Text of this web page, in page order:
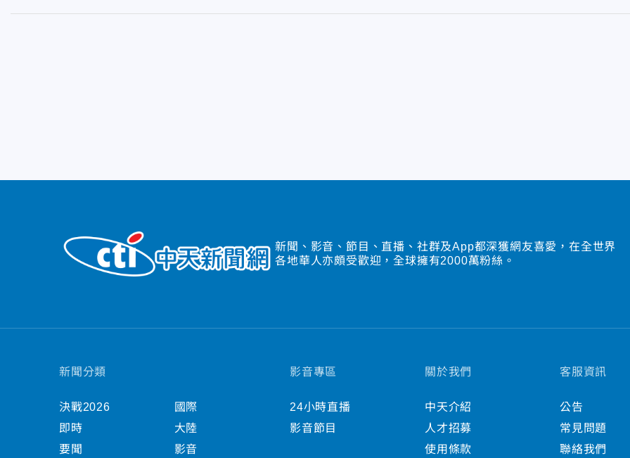
新聞、影音、節目、直播、社群及App都深獲網友喜愛，在全世界
各地華人亦頗受歡迎，全球擁有2000萬粉絲。
新聞分類
決戰2026
即時
要聞
國際
大陸
影音
影音專區
24小時直播
影音節目
關於我們
中天介紹
人才招募
使用條款
客服資訊
公告
常見問題
聯絡我們